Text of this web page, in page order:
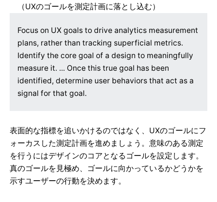
（UXのゴールを測定計画に落とし込む）
Focus on UX goals to drive analytics measurement
plans, rather than tracking superficial metrics.
Identify the core goal of a design to meaningfully
measure it. ... Once this true goal has been
identified, determine user behaviors that act as a
signal for that goal.
表面的な指標を追いかけるのではなく、UXのゴールにフ
ォーカスした測定計画を進めましょう。意味のある測定
を行うにはデザインのコアとなるゴールを設定します。
真のゴールを見極め、ゴールに向かっているかどうかを
示すユーザーの行動を決めます。